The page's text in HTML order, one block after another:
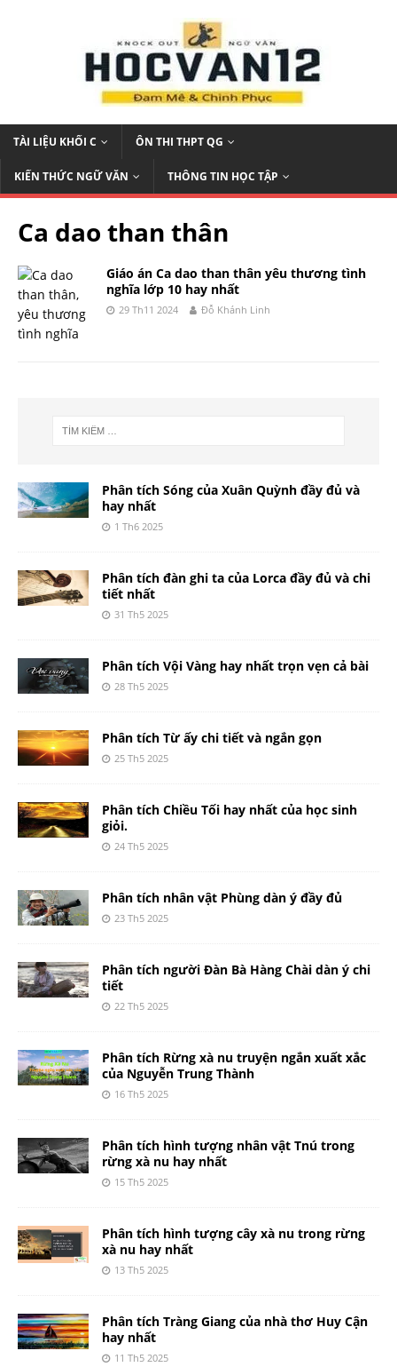
TÀI LIỆU KHỐI C ÔN THI THPT QG
KIẾN THỨC NGỮ VĂN THÔNG TIN HỌC TẬP
Ca dao than thân
Giáo án Ca dao than thân yêu thương tình
nghĩa lớp 10 hay nhất
29 Th11 2024 Đỗ Khánh Linh
Phân tích Sóng của Xuân Quỳnh đầy đủ và
hay nhất
1 Th6 2025
Phân tích đàn ghi ta của Lorca đầy đủ và chi
tiết nhất
31 Th5 2025
Phân tích Vội Vàng hay nhất trọn vẹn cả bài
28 Th5 2025
Phân tích Từ ấy chi tiết và ngắn gọn
25 Th5 2025
Phân tích Chiều Tối hay nhất của học sinh
giỏi.
24 Th5 2025
Phân tích nhân vật Phùng dàn ý đầy đủ
23 Th5 2025
Phân tích người Đàn Bà Hàng Chài dàn ý chi
tiết
22 Th5 2025
Phân tích Rừng xà nu truyện ngắn xuất xắc
của Nguyễn Trung Thành
16 Th5 2025
Phân tích hình tượng nhân vật Tnú trong
rừng xà nu hay nhất
15 Th5 2025
Phân tích hình tượng cây xà nu trong rừng
xà nu hay nhất
13 Th5 2025
Phân tích Tràng Giang của nhà thơ Huy Cận
hay nhất
11 Th5 2025